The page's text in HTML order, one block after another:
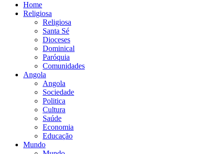
Home
Religiosa
Religiosa
Santa Sé
Dioceses
Dominical
Paróquia
Comunidades
Angola
Angola
Sociedade
Politica
Cultura
Saúde
Economia
Educação
Mundo